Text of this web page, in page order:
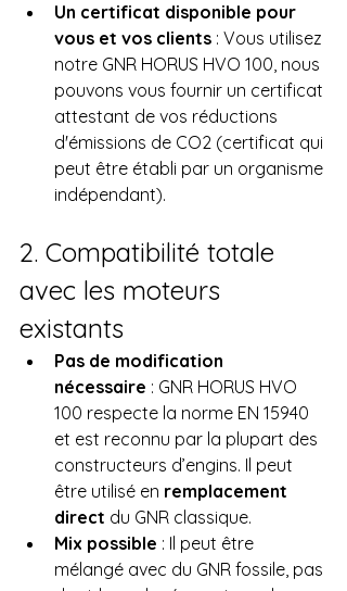
Un certificat disponible pour
vous et vos clients : Vous utilisez
notre GNR HORUS HVO 100, nous
pouvons vous fournir un certificat
attestant de vos réductions
d'émissions de CO2 (certificat qui
peut être établi par un organisme
indépendant).
2. Compatibilité totale
avec les moteurs
existants
Pas de modification
nécessaire : GNR HORUS HVO
100 respecte la norme EN 15940
et est reconnu par la plupart des
constructeurs d’engins. Il peut
être utilisé en remplacement
direct du GNR classique.
Mix possible : Il peut être
mélangé avec du GNR fossile, pas